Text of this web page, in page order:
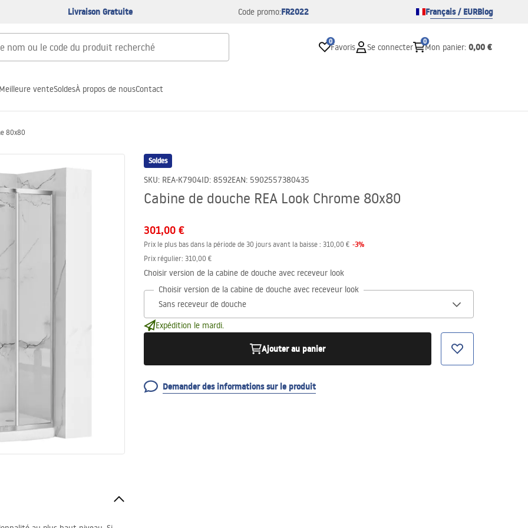
Livraison Gratuite Code promo:FR2022 Français / EURBlog
0
Favoris Se connecter
0
Mon panier: 0,00 €
Meilleure venteSoldesÀ propos de nousContact
80x80
Soldes
SKU: REA-K7904ID: 8592EAN: 5902557380435
Cabine de douche REA Look Chrome 80x80
301,00 €
Prix le plus bas dans la période de 30 jours avant la baisse : 310,00 € -3%
Prix régulier: 310,00 €
Choisir version de la cabine de douche avec receveur look
Choisir version de la cabine de douche avec receveur look
Expédition le mardi.
Ajouter au panier
Demander des informations sur le produit